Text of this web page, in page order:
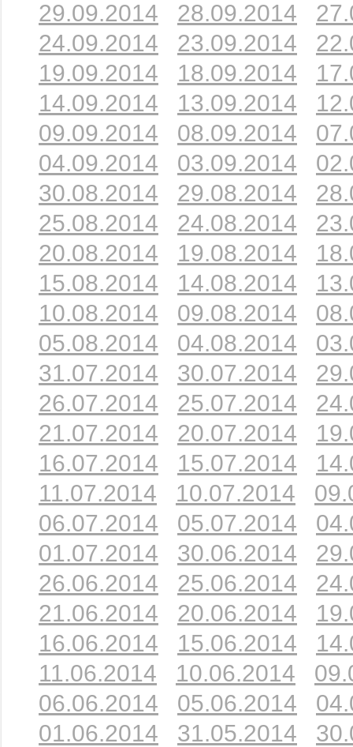
29.09.2014 28.09.2014
24.09.2014
23.09.2014
19.09.2014
18.09.2014
14.09.2014
13.09.2014
09.09.2014
08.09.2014
04.09.2014
03.09.2014
30.08.2014
29.08.2014
25.08.2014
24.08.2014
20.08.2014
19.08.2014
15.08.2014
14.08.2014
10.08.2014
09.08.2014
05.08.2014
04.08.2014
31.07.2014
30.07.2014
26.07.2014
25.07.2014
21.07.2014
20.07.2014
16.07.2014
15.07.2014
11.07.2014
10.07.2014
06.07.2014
05.07.2014
01.07.2014
30.06.2014
26.06.2014
25.06.2014
21.06.2014
20.06.2014
16.06.2014
15.06.2014
11.06.2014
10.06.2014
06.06.2014
05.06.2014
01.06.2014
31.05.2014